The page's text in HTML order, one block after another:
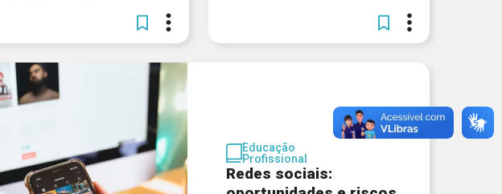
Educação
Profissional
Redes sociais: